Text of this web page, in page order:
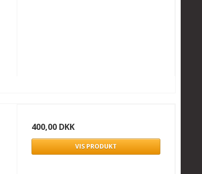
400,00 DKK
VIS PRODUKT